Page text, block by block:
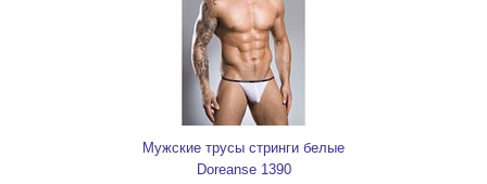
Мужские трусы стринги белые
Doreanse 1390